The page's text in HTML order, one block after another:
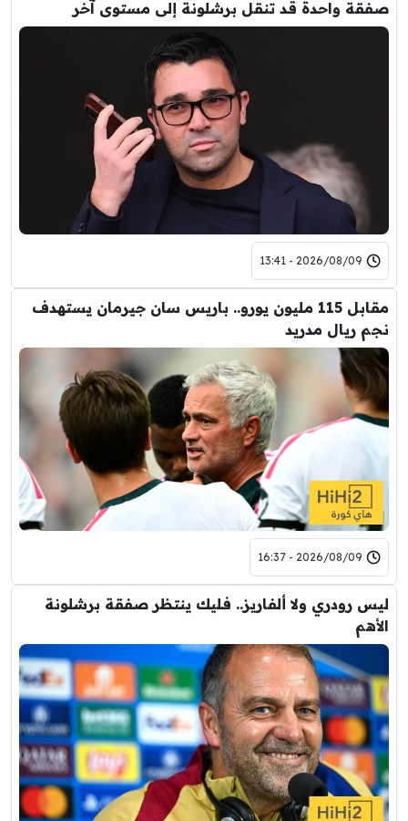
صفقة واحدة قد تنقل برشلونة إلى مستوى آخر
2026/08/09 - 13:41
مقابل 115 مليون يورو.. باريس سان جيرمان يستهدف
نجم ريال مدريد
2026/08/09 - 16:37
ليس رودري ولا ألفاريز.. فليك ينتظر صفقة برشلونة
الأهم